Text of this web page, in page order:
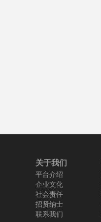
关于我们
平台介绍
企业文化
社会责任
招贤纳士
联系我们